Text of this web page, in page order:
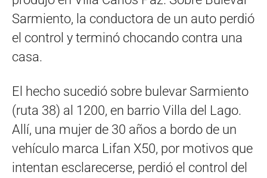
Sarmiento, la conductora de un auto perdió
el control y terminó chocando contra una
casa.
El hecho sucedió sobre bulevar Sarmiento
(ruta 38) al 1200, en barrio Villa del Lago.
Allí, una mujer de 30 años a bordo de un
vehículo marca Lifan X50, por motivos que
intentan esclarecerse, perdió el control del